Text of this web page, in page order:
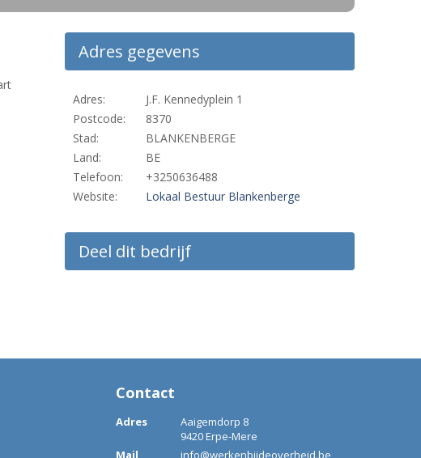
Adres gegevens
Adres:
J.F. Kennedyplein 1
Postcode:
8370
Stad:
BLANKENBERGE
Land:
BE
Telefoon:
+3250636488
Website:
Lokaal Bestuur Blankenberge
Deel dit bedrijf
Contact
Adres
Aaigemdorp 8
9420 Erpe-Mere
Mail
info@werkenbijdeoverheid.be